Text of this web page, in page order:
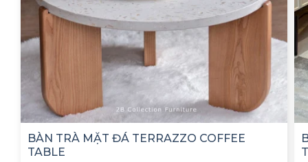
BÀN TRÀ MẶT ĐÁ TERRAZZO COFFEE
TABLE